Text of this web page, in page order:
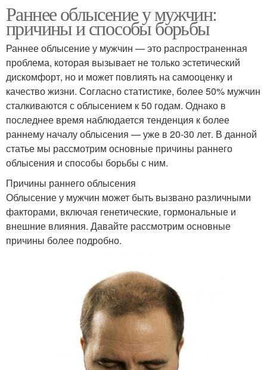
Раннее облысение у мужчин:
причины и способы борьбы
Раннее облысение у мужчин — это распространенная
проблема, которая вызывает не только эстетический
дискомфорт, но и может повлиять на самооценку и
качество жизни. Согласно статистике, более 50% мужчин
сталкиваются с облысением к 50 годам. Однако в
последнее время наблюдается тенденция к более
раннему началу облысения — уже в 20-30 лет. В данной
статье мы рассмотрим основные причины раннего
облысения и способы борьбы с ним.
Причины раннего облысения
Облысение у мужчин может быть вызвано различными
факторами, включая генетические, гормональные и
внешние влияния. Давайте рассмотрим основные
причины более подробно.